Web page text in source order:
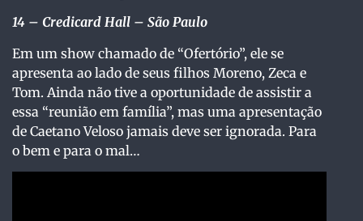
14 – Credicard Hall – São Paulo
Em um show chamado de “Ofertório”, ele se
apresenta ao lado de seus filhos Moreno, Zeca e
Tom. Ainda não tive a oportunidade de assistir a
essa “reunião em família”, mas uma apresentação
de Caetano Veloso jamais deve ser ignorada. Para
o bem e para o mal…